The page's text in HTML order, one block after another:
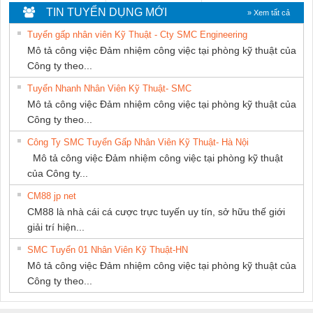
TIẾN HƯNG
MARINE
SUPPLY
THIÊN ÂN VIỆT
NAM
TIN TUYỂN DỤNG MỚI » Xem tất cả
Tuyển gấp nhân viên Kỹ Thuật - Cty SMC Engineering
Mô tả công việc Đảm nhiệm công việc tại phòng kỹ thuật của
Công ty theo...
Tuyển Nhanh Nhân Viên Kỹ Thuật- SMC
Mô tả công việc Đảm nhiệm công việc tại phòng kỹ thuật của
Công ty theo...
Công Ty SMC Tuyển Gấp Nhân Viên Kỹ Thuật- Hà Nội
Mô tả công việc Đảm nhiệm công việc tại phòng kỹ thuật
của Công ty...
CM88 jp net
CM88 là nhà cái cá cược trực tuyến uy tín, sở hữu thế giới
giải trí hiện...
SMC Tuyển 01 Nhân Viên Kỹ Thuật-HN
Mô tả công việc Đảm nhiệm công việc tại phòng kỹ thuật của
Công ty theo...